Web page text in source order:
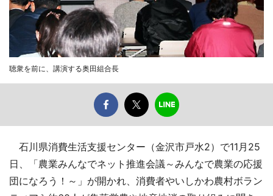
聴衆を前に、講演する奥田組合長
石川県消費生活支援センター（金沢市戸水2）で11月25
日、「農業みんなでネット推進会議～みんなで農業の応援
団になろう！～」が開かれ、消費者やいしかわ農村ボラン